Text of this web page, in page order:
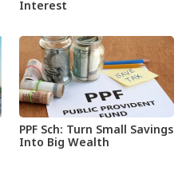
Interest
PPF Sch: Turn Small Savings
Into Big Wealth